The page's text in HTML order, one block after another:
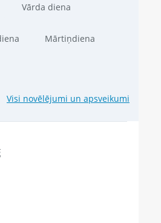
Vārda diena
Mārtiņdiena
Visi novēlējumi un apsveikumi